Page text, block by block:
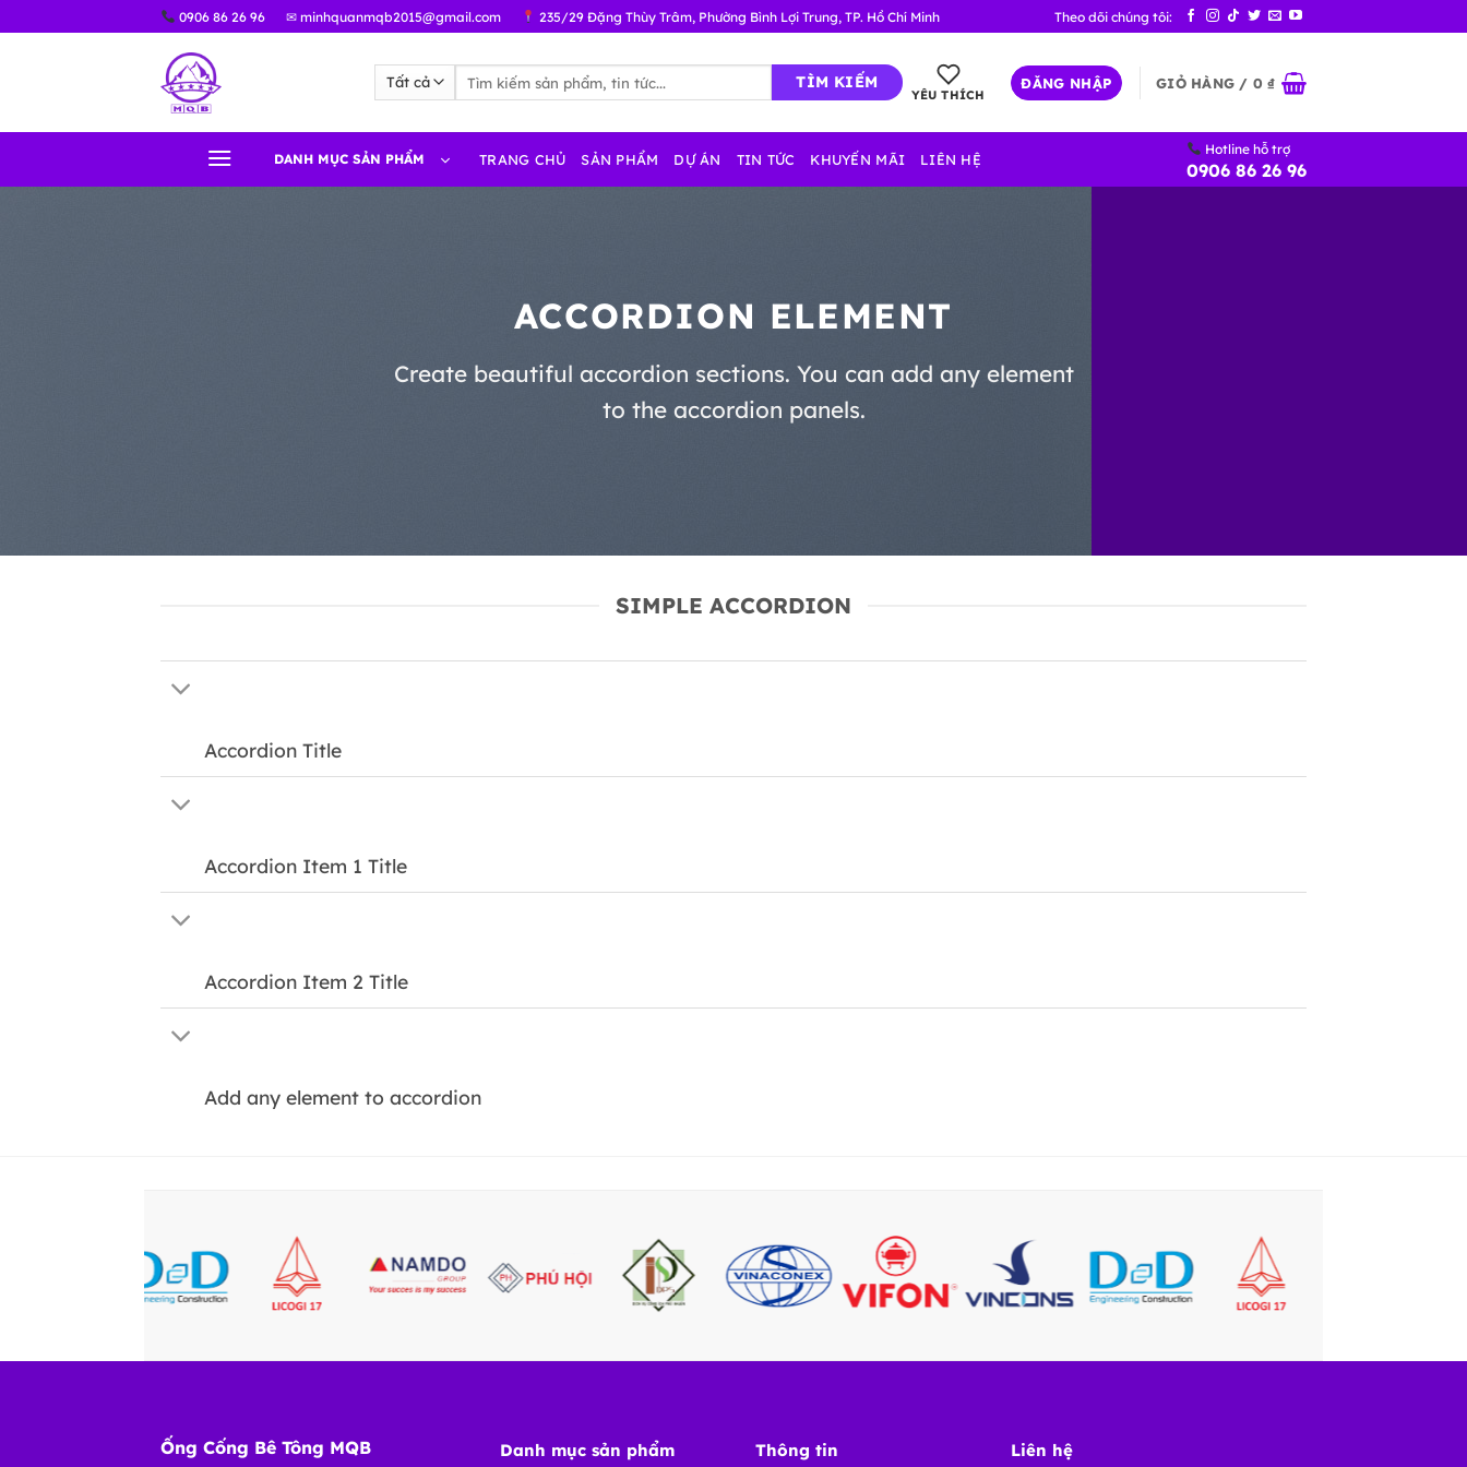
qua
0906 86 26 96 ✉ minhquanmqb2015@gmail.com 235/29 Đặng Thùy Trâm, Phường Bình Lợi Trung, TP. Hồ Chí Minh
YÊU THÍCH
ĐĂNG NHẬP GIỎ HÀNG / 0₫
DANH MỤC SẢN PHẨM TRANG CHỦ SẢN PHẨM DỰ ÁN TIN TỨC KHUYẾN MÃI LIÊN HỆ
Hotline hỗ trợ
0906 86 26 96
ACCORDION ELEMENT
Create beautiful accordion sections. You can add any element
to the accordion panels.
SIMPLE ACCORDION
Accordion Title
Accordion Item 1 Title
Accordion Item 2 Title
Add any element to accordion
Ống Cống Bê Tông MQB Danh mục sản phẩm Thông tin Liên hệ